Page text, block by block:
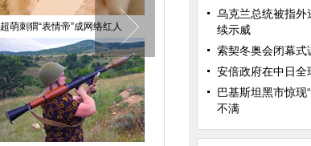
超萌刺猬“表情帝”成网络红人
荷兰大胆摄影师与鲨鱼同游不忘自
乌克兰总统被指
续示威
索契冬奥会闭幕式
安倍政府在中日全
巴基斯坦黑市惊现
不满